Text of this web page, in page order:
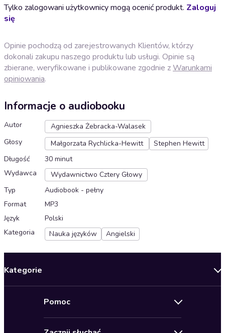
Tylko zalogowani użytkownicy mogą ocenić produkt. Zaloguj
się
Opinie pochodzą od zarejestrowanych Klientów, którzy
dokonali zakupu naszego produktu lub usługi. Opinie są
zbierane, weryfikowane i publikowane zgodnie zWarunkami
opiniowania.
Informacje o audiobooku
Autor
Agnieszka Żebracka-Walasek
Głosy
Małgorzata Rychlicka-Hewitt
Stephen Hewitt
Długość
30 minut
Wydawca
Wydawnictwo Cztery Głowy
Typ
Audiobook - pełny
Format
MP3
Język
Polski
Kategoria
Nauka języków Angielski
Kategorie
Pomoc